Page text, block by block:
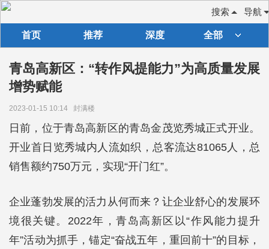
导航
搜索
首页 推荐 深度 全部
青岛高新区：“转作风提能力”为高质量发展
增势赋能
2023-01-15 10:14 封满楼
日前，位于青岛高新区的青岛金茂览秀城正式开业。
开业首日览秀城内人流如织，总客流达81065人，总
销售额约750万元，实现“开门红”。
企业蓬勃发展的活力从何而来？让企业舒心的发展环
境很关键。2022年，青岛高新区以“作风能力提升
年”活动为抓手，锚定“奋战五年，重回前十”的目标，